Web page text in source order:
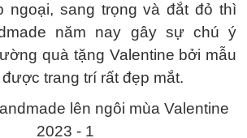
ngoại, sang trọng và đắt đỏ thì
năm nay gây sự chú ý
quà tặng Valentine bởi mẫu
trang trí rất đẹp mắt.